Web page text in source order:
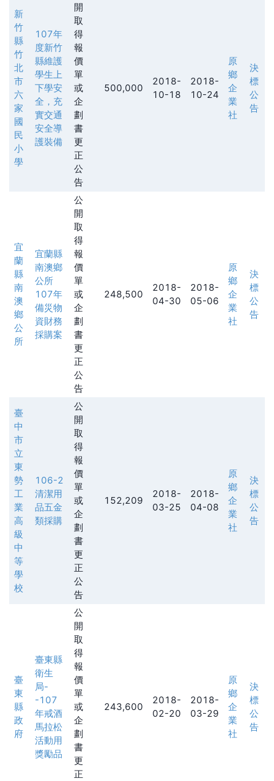
新
竹
縣
竹
北
市
六
家
國
民
小
學
107年
度新竹
縣維護
學生上
下學安
全，充
實交通
安全導
護裝備
開
取
得
報
價
單
或
企
劃
書
更
正
公
告
500,000
2018-
10-18
2018-
10-24
原
鄉
企
業
社
決
標
公
告
宜
蘭
縣
南
澳
鄉
公
所
宜蘭縣
南澳鄉
公所
107年
備災物
資財務
採購案
公
開
取
得
報
價
單
或
企
劃
書
更
正
公
告
248,500
2018-
04-30
2018-
05-06
原
鄉
企
業
社
決
標
公
告
臺
中
市
立
東
勢
工
業
高
級
中
等
學
校
106-2
清潔用
品五金
類採購
公
開
取
得
報
價
單
或
企
劃
書
更
正
公
告
152,209
2018-
03-25
2018-
04-08
原
鄉
企
業
社
決
標
公
告
臺
東
縣
政
府
臺東縣
衛生
局-
-107
年戒酒
馬拉松
活動用
獎勵品
公
開
取
得
報
價
單
或
企
劃
書
更
正
243,600
2018-
02-20
2018-
03-29
原
鄉
企
業
社
決
標
公
告